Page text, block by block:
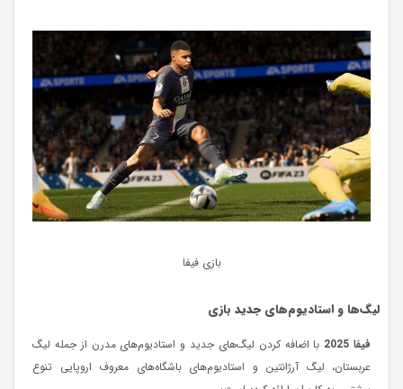
بازی فیفا
لیگ‌ها و استادیوم‌های جدید بازی
فیفا 2025
با اضافه کردن لیگ‌های جدید و استادیوم‌های مدرن از جمله لیگ
عربستان، لیگ آرژانتین و استادیوم‌های باشگاه‌های معروف اروپایی تنوع